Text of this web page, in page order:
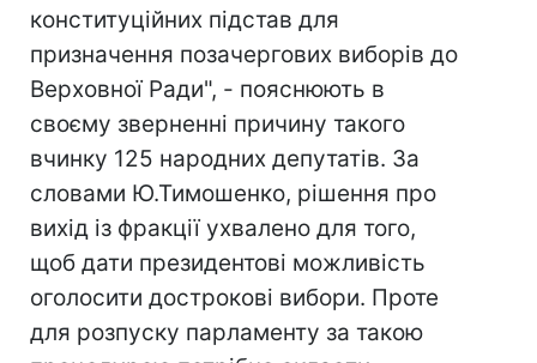
конституційних підстав для
призначення позачергових виборів до
Верховної Ради", - пояснюють в
своєму зверненні причину такого
вчинку 125 народних депутатів. За
словами Ю.Тимошенко, рішення про
вихід із фракції ухвалено для того,
щоб дати президентові можливість
оголосити дострокові вибори. Проте
для розпуску парламенту за такою